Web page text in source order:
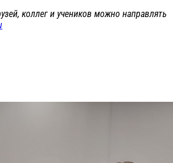
коллег и учеников можно направлять